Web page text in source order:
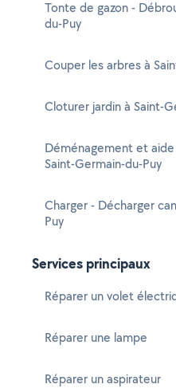
Tonte de gazon -
du-Puy
Couper les arbres à
Cloturer jardin à Saint-
Déménagement et
Saint-Germain-du-Puy
Charger - Décharger
Puy
Services principaux
Réparer un volet
Réparer une lampe
Réparer un aspirateur